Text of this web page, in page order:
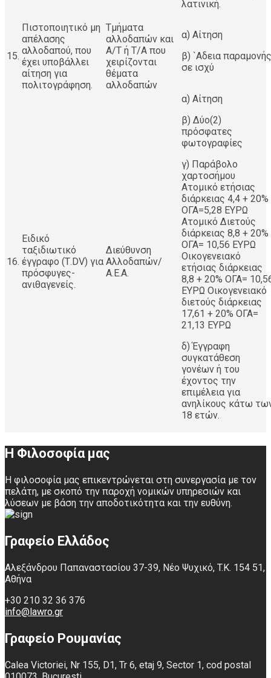
λατινική.
15.
Πιστοποιητικό μη
απέλασης
αλλοδαπού, που
έχει υποβάλλει
αίτηση για
πολιτογράφηση.
Τμήματα
αλλοδαπών και
Α/Τ ή Τ/Α που
χειρίζονται
θέματα
αλλοδαπών
α) Αίτηση
β) `Αδεια παραμονής
σε ισχύ
16.
Ειδικό
ταξιδιωτικό
έγγραφο (Τ.DV) για
πρόσφυγες-
ανιθαγενείς.
Διεύθυνση
Αλλοδαπών/
Α.Ε.Α.
α) Αίτηση
β) Δύο(2)
πρόσφατες
φωτογραφίες
γ) Παράβολο
χαρτοσήμου
Ατομικό ετήσιας
διάρκειας 4,4 + 20%
ΟΓΑ=5,28 ΕΥΡΩ
Ατομικό Διετούς
διάρκειας 8,8 + 20%
ΟΓΑ= 10,56 ΕΥΡΩ
Οικογενειακό
ετήσιας διάρκειας
8,8 + 20% ΟΓΑ=
ΕΥΡΩ Οικογενειακό
διετούς διάρκειας
17,61 + 20% ΟΓΑ=
21,13 ΕΥΡΩ
δ) Έγγραφη
συγκατάθεση
γονέων ή του
έχοντος την
επιμέλεια για
ανηλίκους κάτω
18 ετών.
Η Φιλοσοφία μας
Η φιλοσοφία μας επικεντρώνεται στη συνεργασία με τον
πελάτη, με σκοπό την παροχή νομικών υπηρεσιών και
λύσεων με βάση την αποδοτικότητα και την ευθύνη.
Γραφείο Ελλάδος
Αλεξάνδρου Παπαναστασίου 37-39, Νέο Ψυχικό, T.K. 154 51,
Αθήνα
+30 210 32 36 376
info@lawro.gr
Γραφείο Ρουμανίας
Calea Victoriei, Nr 155, D1, Tr 6, etaj 9, Sector 1, cod postal